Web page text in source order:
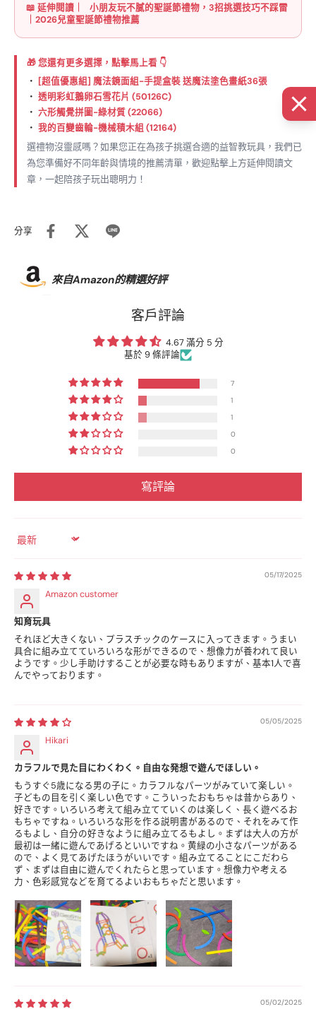
📖 延伸閱讀｜
小朋友玩不膩的聖誕節禮物，3招挑選技巧不踩雷
｜2026兒童聖誕節禮物推薦
🎁 您還有更多選擇，點擊馬上看 👇
・
[超值優惠組] 魔法鏡面組-手提盒裝 送魔法塗色畫紙36張
・ 透明彩虹鵝卵石雪花片 (50126C)
・ 六形觸覺拼圖-綠材質 (22066)
・ 我的百變齒輪-機械積木組 (12164)
選禮物沒靈感嗎？如果您正在為孩子挑選合適的益智教玩具，我們已
為您準備好不同年齡與情境的推薦清單，歡迎點擊上方延伸閱讀文
章，一起陪孩子玩出聰明力！
分享
來自Amazon的精選好評
客戶評論
4.67 滿分 5 分
基於 9 條評論
7
1
1
0
0
寫評論
Sort by
05/17/2025
Amazon customer
知育玩具
それほど大きくない、プラスチックのケースに入ってきます。うまい
具合に組み立てていろいろな形ができるので、想像力が養われて良い
ようです。少し手助けすることが必要な時もありますが、基本1人で喜
んでやっております。
05/05/2025
Hikari
カラフルで見た目にわくわく。自由な発想で遊んでほしい。
もうすぐ5歳になる男の子に。カラフルなパーツがみていて楽しい。
子どもの目を引く楽しい色です。こういったおもちゃは昔からあり、
好きです。いろいろ考えて組み立てていくのは楽しく、長く遊べるお
もちゃですね。いろいろな形を作る説明書があるので、それをみて作
るもよし、自分の好きなように組み立てるもよし。まずは大人の方が
最初は一緒に遊んであげるといいですね。黄緑の小さなパーツがある
ので、よく見てあげたほうがいいです。組み立てることにこだわら
ず、まずは自由に遊んでくれたらと思っています。想像力や考える
力、色彩感覚などを育てるよいおもちゃだと思います。
05/02/2025